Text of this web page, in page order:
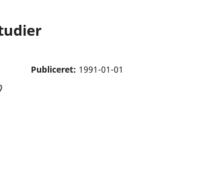
Publiceret: 1991-01-01